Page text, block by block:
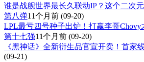
谁是战舰世界最长久联动IP？这个二次
第八弹11个月前 (09-20)
LPL最亏四号种子出炉！打赢李哥Chovy
第十七强11个月前 (09-20)
《黑神话》全新衍生品官宣开卖！首家
(09-21)